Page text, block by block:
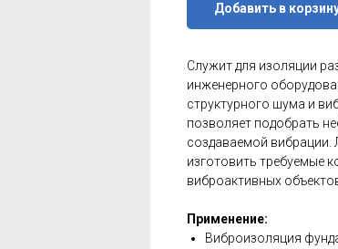
Добавить в
Служит для изоляции
инженерного
структурного шума и
позволяет подобрать
создаваемой вибрации.
изготовить требуемые
виброактивных
Применение:
Виброизоляция